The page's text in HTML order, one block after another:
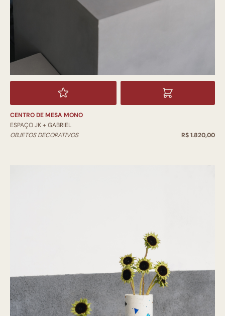
CENTRO DE MESA MONO
ESPAÇO JK + GABRIEL
OBJETOS DECORATIVOS
R$ 1.820,00